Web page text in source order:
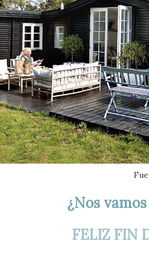
¿Nos
FELIZ FIN